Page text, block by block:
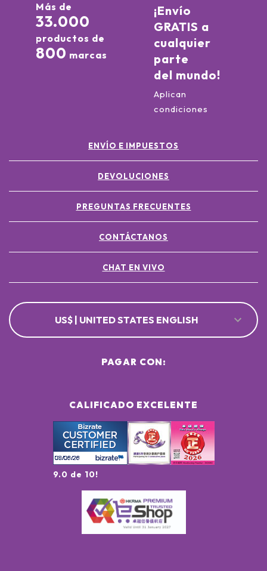
Más de
33.000
productos de
800 marcas
¡Envío
GRATIS a
cualquier
parte
del mundo!
Aplican
condiciones
ENVÍO E IMPUESTOS
DEVOLUCIONES
PREGUNTAS FRECUENTES
CONTÁCTANOS
CHAT EN VIVO
US$ | UNITED STATES ENGLISH
CALIFICADO EXCELENTE
9.0 de 10!
PAGAR CON: